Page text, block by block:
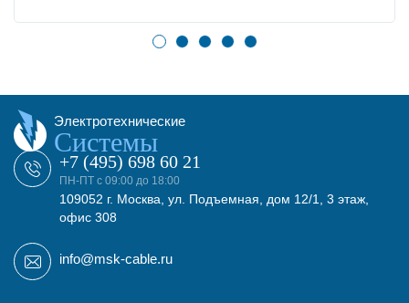
Электротехнические
Системы
+7 (495) 698 60 21
ПН-ПТ с 09:00 до 18:00
109052 г. Москва, ул. Подъемная, дом 12/1, 3 этаж,
офис 308
info@msk-cable.ru